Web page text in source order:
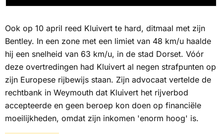
Ook op 10 april reed Kluivert te hard, ditmaal met zijn
Bentley. In een zone met een limiet van 48 km/u haalde
hij een snelheid van 63 km/u, in de stad Dorset. Vóór
deze overtredingen had Kluivert al negen strafpunten op
zijn Europese rijbewijs staan. Zijn advocaat vertelde de
rechtbank in Weymouth dat Kluivert het rijverbod
accepteerde en geen beroep kon doen op financiële
moeilijkheden, omdat zijn inkomen 'enorm hoog' is.